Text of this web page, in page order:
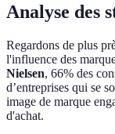
Analyse des
Regardons de plus
l'influence des
Nielsen, 66% des
d’entreprises qui se
image de marque
d'achat.